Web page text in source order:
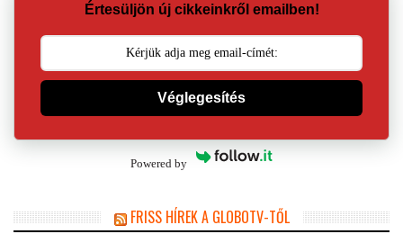
Értesüljön új cikkeinkről emailben!
Véglegesítés
Powered by
FRISS HÍREK A GLOBOTV-TŐL